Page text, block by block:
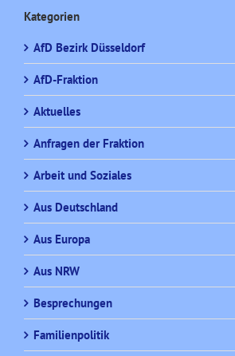
Kategorien
AfD Bezirk Düsseldorf
AfD-Fraktion
Aktuelles
Anfragen der Fraktion
Arbeit und Soziales
Aus Deutschland
Aus Europa
Aus NRW
Besprechungen
Familienpolitik